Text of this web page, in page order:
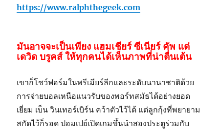
https://www.ralphthegeek.com
มันอาจจะเป็นเพียง แฮมเชียร์ ซีเนียร์ คัพ แต่
เดวิด บรูคส์ ให้ทุกคนได้เห็นภาพที่น่าตื่นเต้น
เขาก็โชว์ฟอร์มในพรีเมียร์ลีกและระดับนานาชาติด้วย
การจ่ายบอลเหนือแนวรับของพอร์ทสมัธได้อย่างยอด
เยี่ยม เบ็น วินเทอร์เบิร์น คว้าตัวไว้ได้ แต่ลูกกุ้งที่พยายาม
สกัดไว้ก็รอด ปอมเปย์เปิดเกมขึ้นนำสองประตูร่วมกับ